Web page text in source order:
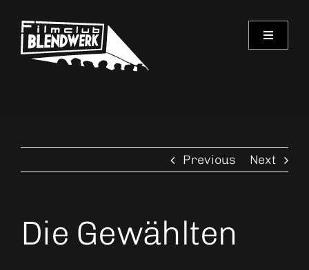
content
Toggle
Verein
Previous Next
Die Gewählten